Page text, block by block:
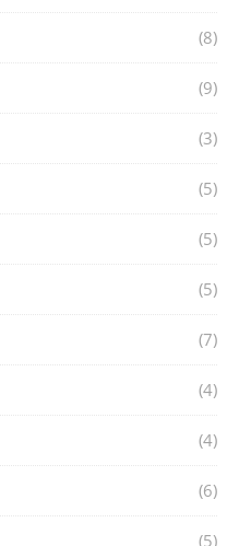
(8)
(9)
(3)
(5)
(5)
(5)
(7)
(4)
(4)
(6)
(5)